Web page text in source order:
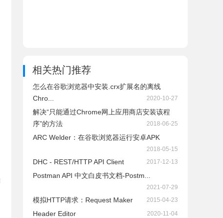
相关热门推荐
怎么在谷歌浏览器中安装.crx扩展名的离线
Chro...
2020-10-27
解决“只能通过Chrome网上应用商店安装该程
序”的方法
2018-06-25
ARC Welder：在谷歌浏览器运行安卓APK
2018-05-15
DHC - REST/HTTP API Client 2017-12-13
Postman API 中文白皮书文档-Postm...
2021-07-29
模拟HTTP请求：Request Maker 2015-04-23
Header Editor 2020-11-04